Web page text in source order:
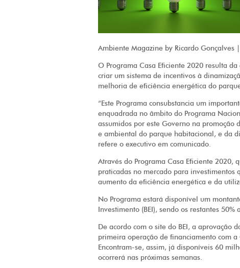
Ambiente Magazine by Ricardo Gonçalves
O Programa Casa Eficiente 2020 resulta
criar um sistema de incentivos à
melhoria de eficiência energética do
“Este Programa consubstancia um
enquadrada no âmbito do Programa
assumidos por este Governo na promoção
e ambiental do parque habitacional, e da
refere o executivo em comunicado.
Através do Programa Casa Eficiente 2020,
praticadas no mercado para
aumento da eficiência energética e da
No Programa estará disponível um
Investimento (BEI), sendo os restantes
De acordo com o site do BEI, a aprovação
primeira operação de financiamento com
Encontram-se, assim, já disponíveis 60
ocorrerá nas próximas semanas.